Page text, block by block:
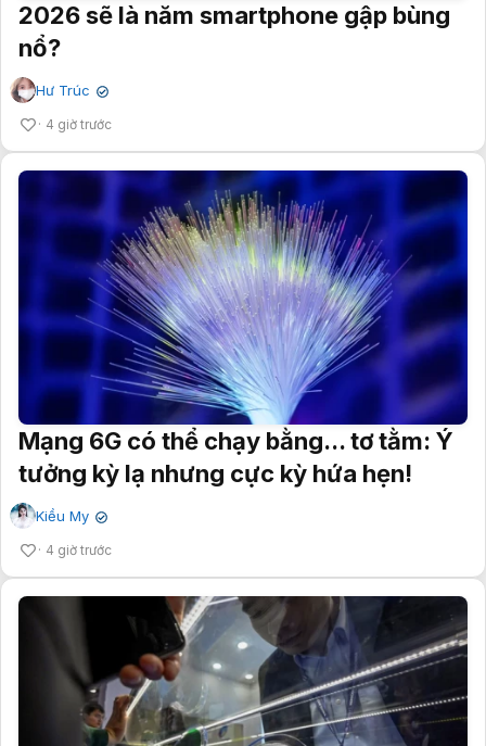
2026 sẽ là năm smartphone gập bùng
nổ?
Hư Trúc ✔
4 giờ trước
Mạng 6G có thể chạy bằng... tơ tằm: Ý
tưởng kỳ lạ nhưng cực kỳ hứa hẹn!
Kiều My ✔
4 giờ trước